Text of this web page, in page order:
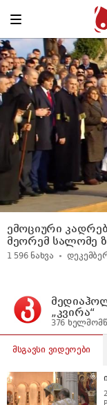
Toggle
ემოციური
მეორემ სალომე
1 596ნახვა
„კვირა“
376
მსგავსი ვიდეოები